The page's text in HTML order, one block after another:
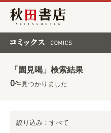
秋田書店
「園見喝」検索結果
0件見つかりました
絞り込み：すべて